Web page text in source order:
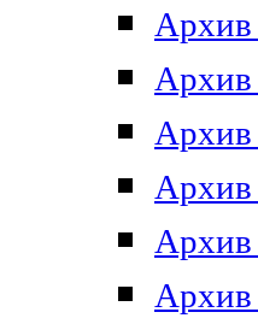
Архив
Архив
Архив
Архив
Архив
Архив